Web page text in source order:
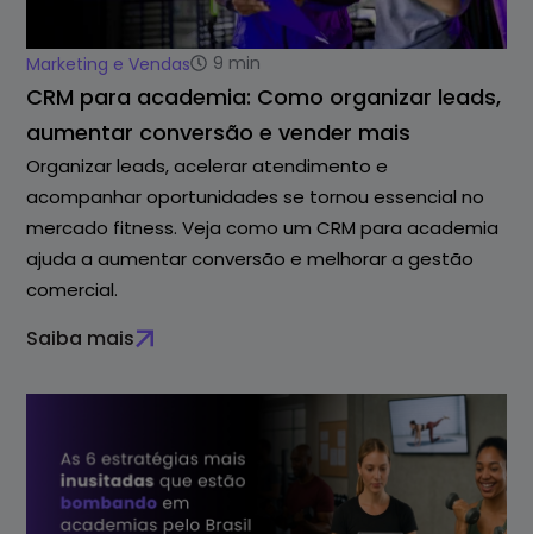
Marketing e Vendas 9 min
CRM para academia: Como organizar leads,
aumentar conversão e vender mais
Organizar leads, acelerar atendimento e
acompanhar oportunidades se tornou essencial no
mercado fitness. Veja como um CRM para academia
ajuda a aumentar conversão e melhorar a gestão
comercial.
Saiba mais